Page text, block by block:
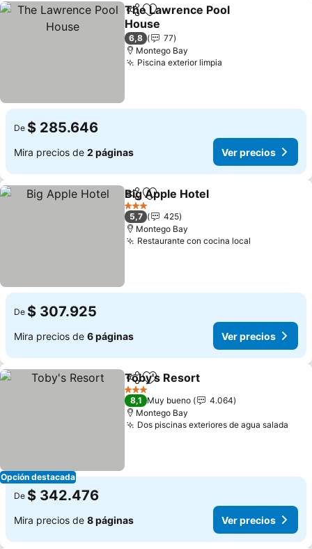
Compartir
Agregar a favoritos
The Lawrence Pool
House
Ver precios
6,8
77
Montego Bay
Piscina exterior limpia
De $ 285.646
Mira precios de 2 páginas Ver precios
CompartirAgregar a favoritos
Big Apple Hotel
3 Estrellas
5,7
425
Montego Bay
Restaurante con cocina local
De $ 307.925
Mira precios de 6 páginas Ver precios
Opción destacada
Compartir
Agregar a favoritos
Toby's Resort
3 Estrellas
8,1 Muy bueno
4.064
Montego Bay
Dos piscinas exteriores de agua salada
De $ 342.476
Mira precios de 8 páginas Ver precios